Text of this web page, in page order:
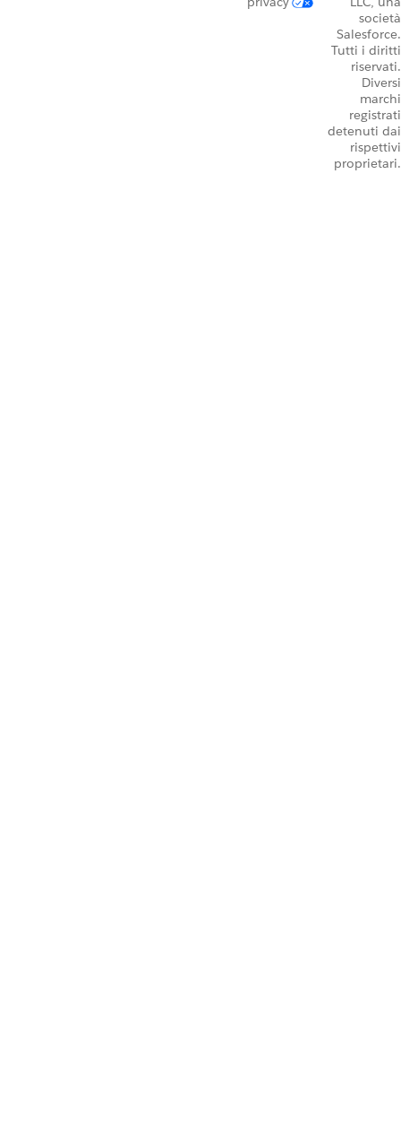
società
Salesforce.
Tutti i diritti
riservati.
Diversi
marchi
registrati
detenuti dai
rispettivi
proprietari.